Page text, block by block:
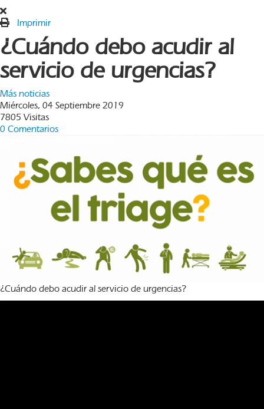
Imprimir
¿Cuándo debo acudir al
servicio de urgencias?
Más noticias
Miércoles, 04 Septiembre 2019
7805 Visitas
0 Comentarios
¿Cuándo debo acudir al servicio de urgencias?